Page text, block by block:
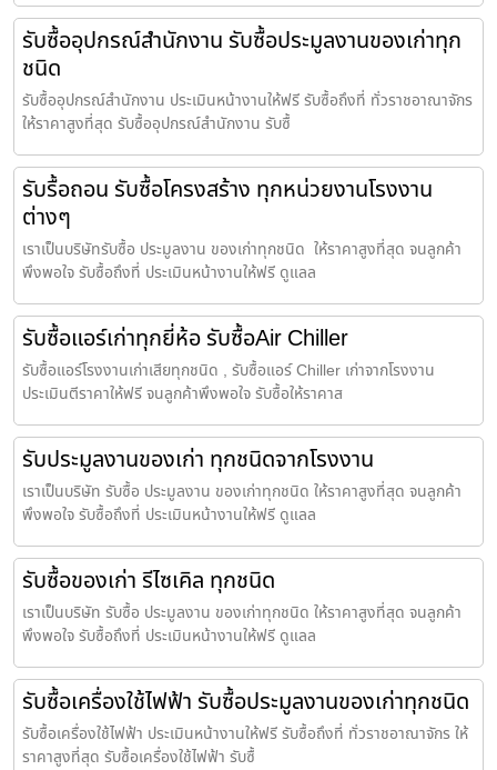
รับซื้ออุปกรณ์สำนักงาน รับซื้อประมูลงานของเก่าทุก
ชนิด
รับซื้ออุปกรณ์สำนักงาน ประเมินหน้างานให้ฟรี รับซื้อถึงที่ ทั่วราชอาณาจักร
ให้ราคาสูงที่สุด รับซื้ออุปกรณ์สำนักงาน รับซื้
รับรื้อถอน รับซื้อโครงสร้าง ทุกหน่วยงานโรงงาน
ต่างๆ
เราเป็นบริษัทรับซื้อ ประมูลงาน ของเก่าทุกชนิด ให้ราคาสูงที่สุด จนลูกค้า
พึงพอใจ รับซื้อถึงที่ ประเมินหน้างานให้ฟรี ดูแลล
รับซื้อแอร์เก่าทุกยี่ห้อ รับซื้อAir Chiller
รับซื้อแอร์โรงงานเก่าเสียทุกชนิด , รับซื้อแอร์ Chiller เก่าจากโรงงาน
ประเมินตีราคาให้ฟรี จนลูกค้าพึงพอใจ รับซื้อให้ราคาส
รับประมูลงานของเก่า ทุกชนิดจากโรงงาน
เราเป็นบริษัท รับซื้อ ประมูลงาน ของเก่าทุกชนิด ให้ราคาสูงที่สุด จนลูกค้า
พึงพอใจ รับซื้อถึงที่ ประเมินหน้างานให้ฟรี ดูแลล
รับซื้อของเก่า รีไซเคิล ทุกชนิด
เราเป็นบริษัท รับซื้อ ประมูลงาน ของเก่าทุกชนิด ให้ราคาสูงที่สุด จนลูกค้า
พึงพอใจ รับซื้อถึงที่ ประเมินหน้างานให้ฟรี ดูแลล
รับซื้อเครื่องใช้ไฟฟ้า รับซื้อประมูลงานของเก่าทุกชนิด
รับซื้อเครื่องใช้ไฟฟ้า ประเมินหน้างานให้ฟรี รับซื้อถึงที่ ทั่วราชอาณาจักร ให้
ราคาสูงที่สุด รับซื้อเครื่องใช้ไฟฟ้า รับซื้